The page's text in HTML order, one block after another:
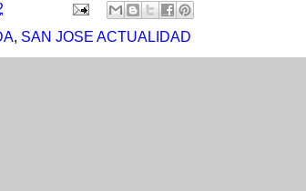
, SAN JOSE ACTUALIDAD